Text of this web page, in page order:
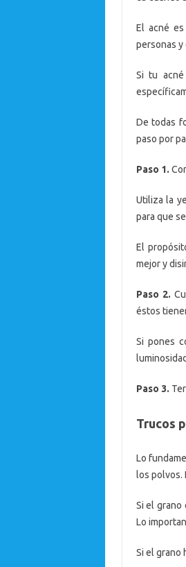
El acné
personas y
Si tu acné
De todas
paso por
Paso 1.
Utiliza la
para que
El
mejor y
Paso 2.
éstos
Si pones
Paso 3.
Trucos
Lo
los polvos.
Si el grano
Lo
Si el grano